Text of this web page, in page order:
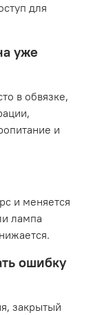
для
уже
в обвязке,
и
и меняется
лампа
ошибку
закрытый